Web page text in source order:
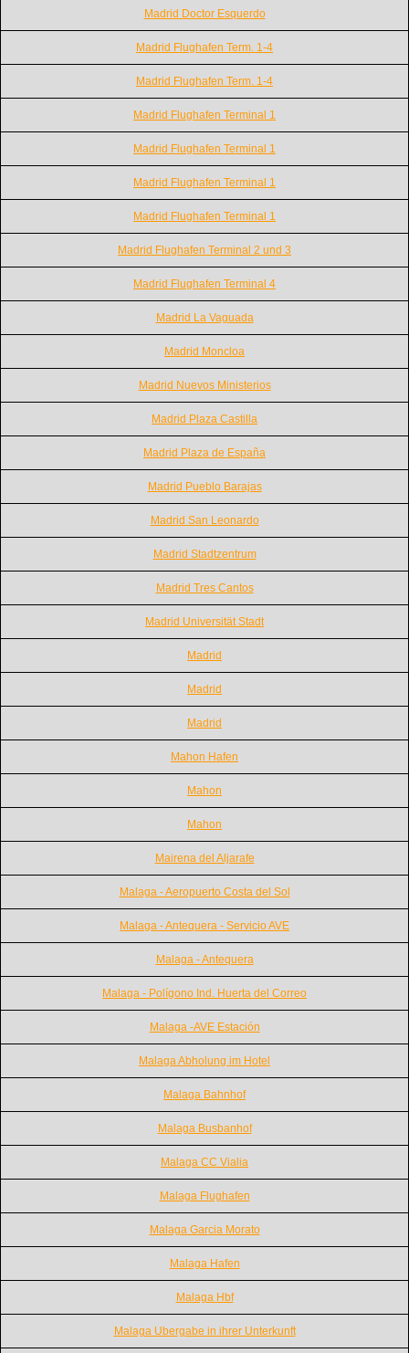
Madrid Doctor Esquerdo
Madrid Flughafen Term. 1-4
Madrid Flughafen Term. 1-4
Madrid Flughafen Terminal 1
Madrid Flughafen Terminal 1
Madrid Flughafen Terminal 1
Madrid Flughafen Terminal 1
Madrid Flughafen Terminal 2 und 3
Madrid Flughafen Terminal 4
Madrid La Vaguada
Madrid Moncloa
Madrid Nuevos Ministerios
Madrid Plaza Castilla
Madrid Plaza de España
Madrid Pueblo Barajas
Madrid San Leonardo
Madrid Stadtzentrum
Madrid Tres Cantos
Madrid Universität Stadt
Madrid
Madrid
Madrid
Mahon Hafen
Mahon
Mahon
Mairena del Aljarafe
Malaga - Aeropuerto Costa del Sol
Malaga - Antequera - Servicio AVE
Malaga - Antequera
Malaga - Polígono Ind. Huerta del Correo
Malaga -AVE Estación
Malaga Abholung im Hotel
Malaga Bahnhof
Malaga Busbanhof
Malaga CC Vialia
Malaga Flughafen
Malaga Garcia Morato
Malaga Hafen
Malaga Hbf
Malaga Ubergabe in ihrer Unterkunft